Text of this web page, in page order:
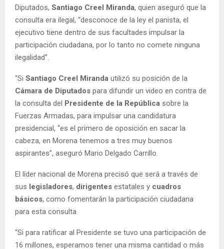
Diputados, Santiago Creel Miranda, quien aseguró que la
consulta era ilegal, “desconoce de la ley el panista, el
ejecutivo tiene dentro de sus facultades impulsar la
participación ciudadana, por lo tanto no comete ninguna
ilegalidad”.
“Si Santiago Creel Miranda utilizó su posición de la
Cámara de Diputados para difundir un video en contra de
la consulta del Presidente de la República sobre la
Fuerzas Armadas, para impulsar una candidatura
presidencial, “es el primero de oposición en sacar la
cabeza, en Morena tenemos a tres muy buenos
aspirantes”, aseguró Mario Delgado Carrillo.
El líder nacional de Morena precisó que será a través de
sus legisladores, dirigentes estatales y cuadros
básicos, como fomentarán la participación ciudadana
para esta consulta.
“Si para ratificar al Presidente se tuvo una participación de
16 millones, esperamos tener una misma cantidad o más